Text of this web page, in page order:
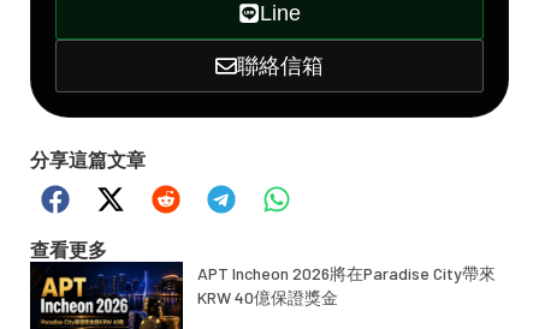
Line
聯絡信箱
分享這篇文章
查看更多
APT Incheon 2026將在Paradise City帶來
KRW 40億保證獎金